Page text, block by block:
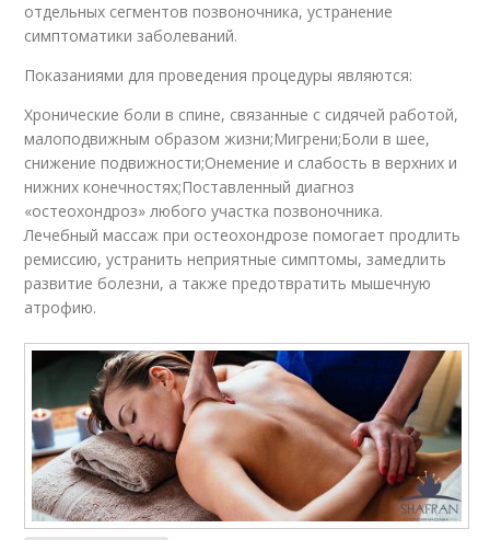
отдельных сегментов позвоночника, устранение
симптоматики заболеваний.
Показаниями для проведения процедуры являются:
Хронические боли в спине, связанные с сидячей работой,
малоподвижным образом жизни;Мигрени;Боли в шее,
снижение подвижности;Онемение и слабость в верхних и
нижних конечностях;Поставленный диагноз
«остеохондроз» любого участка позвоночника.
Лечебный массаж при остеохондрозе помогает продлить
ремиссию, устранить неприятные симптомы, замедлить
развитие болезни, а также предотвратить мышечную
атрофию.